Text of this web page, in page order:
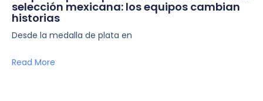
selección mexicana: los equipos cambian
historias
Desde la medalla de plata en
Read More